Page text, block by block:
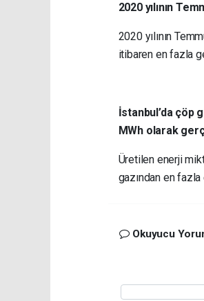
2020 yılının
2020 yılının
itibaren en fazla
İstanbul’da çöp
MWh olarak
Üretilen enerji
gazından en
Okuyucu